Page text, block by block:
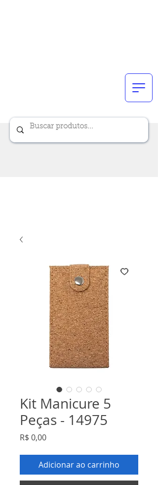
Kit Manicure 5
Peças - 14975
R$ 0,00Preço
Adicionar ao carrinho